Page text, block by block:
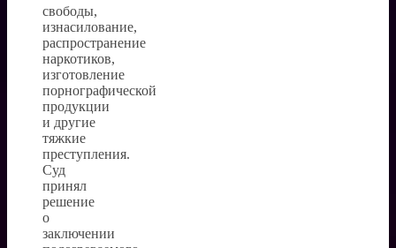
свободы,
изнасилование,
распространение
наркотиков,
изготовление
порнографической
продукции
и другие
тяжкие
преступления.
Суд
принял
решение
о
заключении